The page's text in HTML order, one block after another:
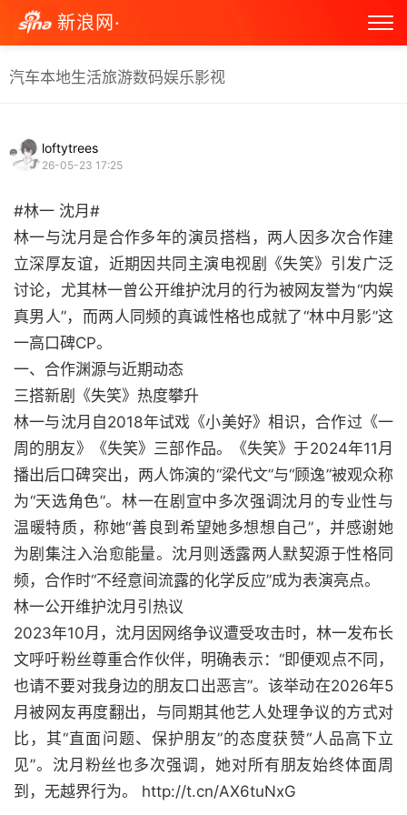
新浪网·
汽车本地生活旅游数码娱乐影视
loftytrees
26-05-23 17:25
#林一 沈月#
林一与沈月是合作多年的演员搭档，两人因多次合作建
立深厚友谊，近期因共同主演电视剧《失笑》引发广泛
讨论，尤其林一曾公开维护沈月的行为被网友誉为“内娱
真男人”，而两人同频的真诚性格也成就了“林中月影”这
一高口碑CP。
一、合作渊源与近期动态
三搭新剧《失笑》热度攀升
林一与沈月自2018年试戏《小美好》相识，合作过《一
周的朋友》《失笑》三部作品。《失笑》于2024年11月
播出后口碑突出，两人饰演的“梁代文”与“顾逸”被观众称
为“天选角色”。林一在剧宣中多次强调沈月的专业性与
温暖特质，称她“善良到希望她多想想自己”，并感谢她
为剧集注入治愈能量。沈月则透露两人默契源于性格同
频，合作时“不经意间流露的化学反应”成为表演亮点。
林一公开维护沈月引热议
2023年10月，沈月因网络争议遭受攻击时，林一发布长
文呼吁粉丝尊重合作伙伴，明确表示：“即便观点不同，
也请不要对我身边的朋友口出恶言”。该举动在2026年5
月被网友再度翻出，与同期其他艺人处理争议的方式对
比，其“直面问题、保护朋友”的态度获赞“人品高下立
见”。沈月粉丝也多次强调，她对所有朋友始终体面周
到，无越界行为。 http://t.cn/AX6tuNxG